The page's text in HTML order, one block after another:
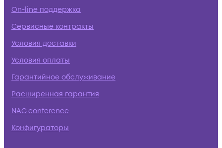
On-line поддержка
Сервисные контракты
Условия доставки
Условия оплаты
Гарантийное обслуживание
Расширенная гарантия
NAG.conference
Конфигураторы